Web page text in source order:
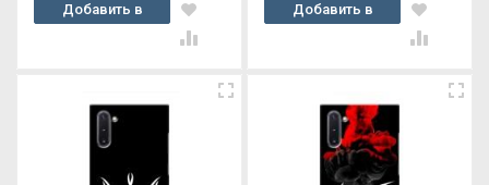
Добавить в
корзину
Добавить в
корзину